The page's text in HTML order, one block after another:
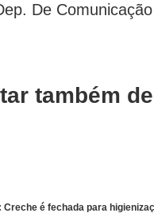
De
também
Creche é fechada para